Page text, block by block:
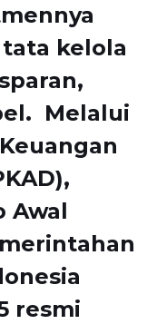
kelola
Melalui
Awal
resmi